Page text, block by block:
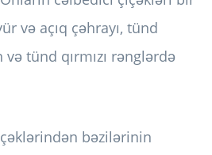
və açıq çəhrayı, tünd
tünd qırmızı rənglərdə
bəzilərinin